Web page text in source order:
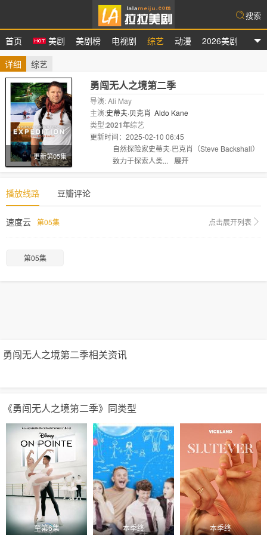
首页 美剧 美剧榜 电视剧 综艺 动漫 2026美剧
搜索
详细 综艺
更新第05集
勇闯无人之境第二季
导演: Ali May
主演:史蒂夫·贝克肖 Aldo Kane
类型:2021年综艺
更新时间：2025-02-10 06:45
自然探险家史蒂夫·巴克肖（Steve Backshall）
致力于探索人类...
展开
播放线路 豆瓣评论
速度云 第05集 点击展开列表
第05集
勇闯无人之境第二季相关资讯
《勇闯无人之境第二季》同类型
至第6集 本季终 本季终